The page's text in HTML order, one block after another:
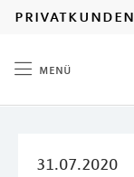
privatkunden
menü
31.07.2020